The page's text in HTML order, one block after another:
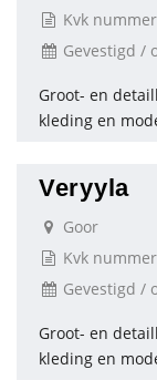
Kvk
Gevestigd /
Groot- en
kleding en
Veryyla
Goor
Kvk
Gevestigd /
Groot- en
kleding en